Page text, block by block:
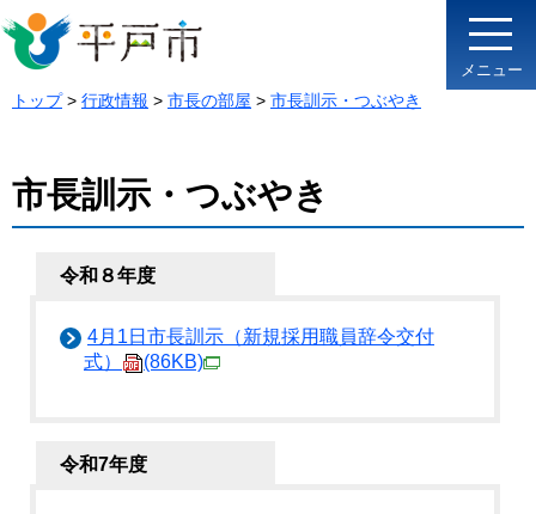
メニュー
トップ> 行政情報 > 市長の部屋 > 市長訓示・つぶやき
市長訓示・つぶやき
令和８年度
4月1日市長訓示（新規採用職員辞令交付
式）
(86KB)
令和7年度